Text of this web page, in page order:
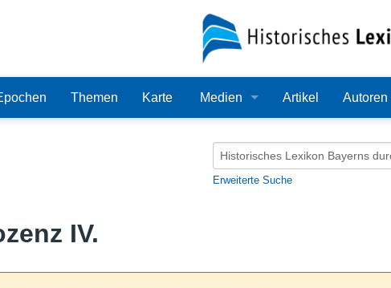
Themen Karte Medien
Audio
Artikel Autoren
Erweiterte Suche
IV.